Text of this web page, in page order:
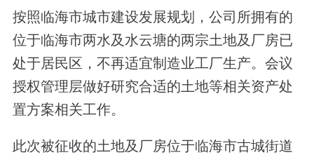
按照临海市城市建设发展规划，公司所拥有的
位于临海市两水及水云塘的两宗土地及厂房已
处于居民区，不再适宜制造业工厂生产。会议
授权管理层做好研究合适的土地等相关资产处
置方案相关工作。
此次被征收的土地及厂房位于临海市古城街道